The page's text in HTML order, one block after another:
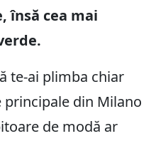
însă cea mai
te-ai plimba chiar
principale din Milano
de modă ar